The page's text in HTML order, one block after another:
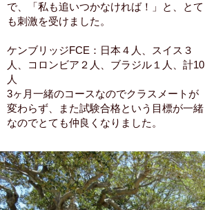
で、「私も追いつかなければ！」と、とて
も刺激を受けました。
ケンブリッジFCE：日本４人、スイス３
人、コロンビア２人、ブラジル１人、計10
人
3ヶ月一緒のコースなのでクラスメートが
変わらず、また試験合格という目標が一緒
なのでとても仲良くなりました。